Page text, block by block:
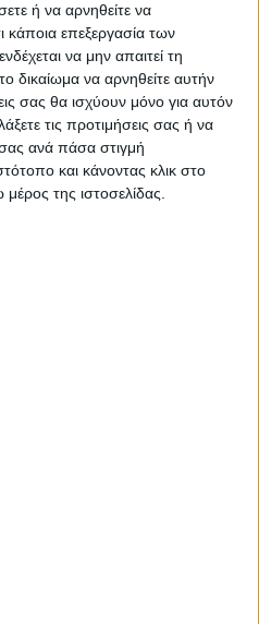
ή να αρνηθείτε να
κάποια επεξεργασία των
να μην απαιτεί τη
δικαίωμα να αρνηθείτε αυτήν
σας θα ισχύουν μόνο για αυτόν
τις προτιμήσεις σας ή να
ανά πάσα στιγμή
και κάνοντας κλικ στο
της ιστοσελίδας.